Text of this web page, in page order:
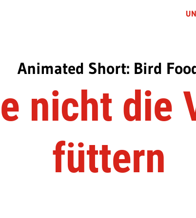
Animated Short: Bird
nicht die
füttern